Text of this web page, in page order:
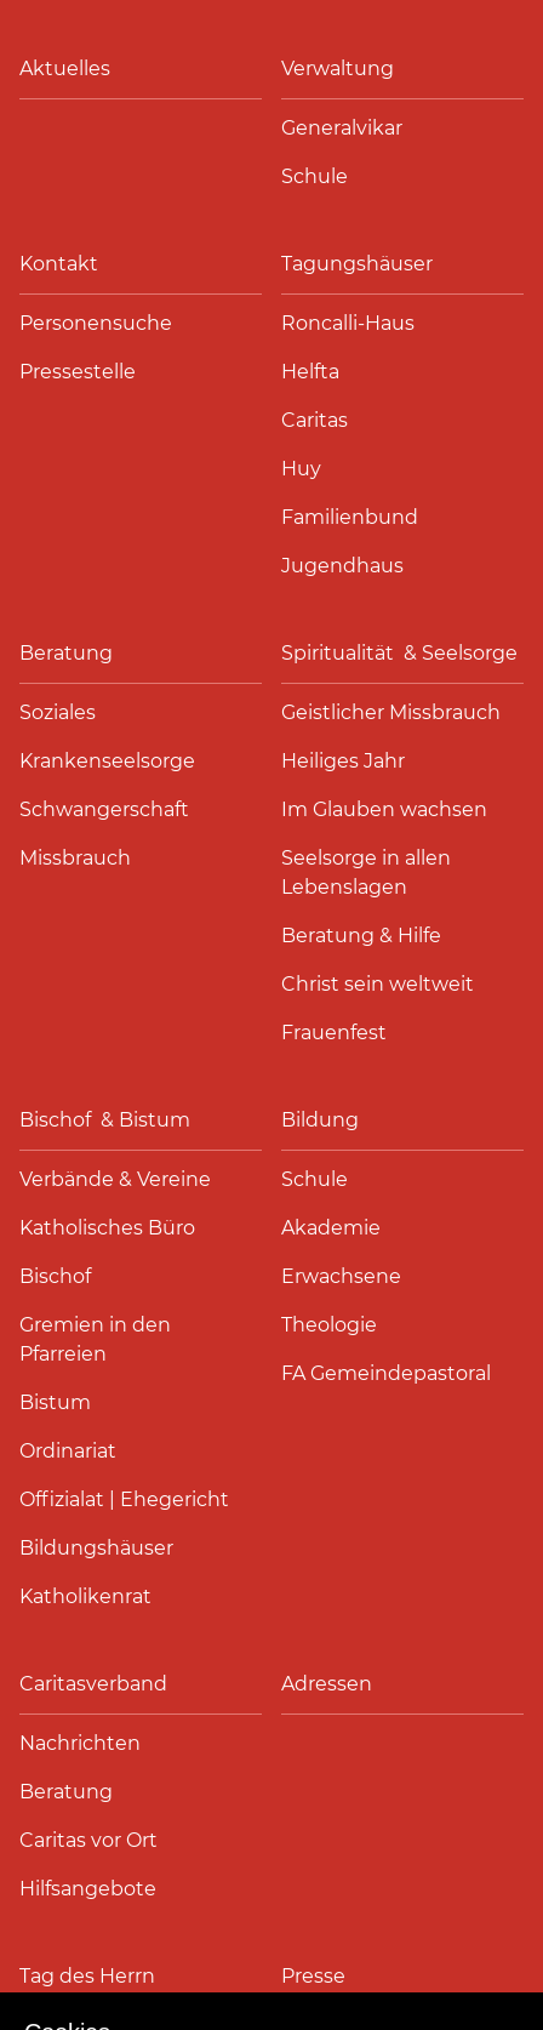
Aktuelles Verwaltung
Generalvikar
Schule
Kontakt
Personensuche
Pressestelle
Tagungshäuser
Roncalli-Haus
Helfta
Caritas
Huy
Familienbund
Jugendhaus
Beratung
Soziales
Krankenseelsorge
Schwangerschaft
Missbrauch
Spiritualität & Seelsorge
Geistlicher Missbrauch
Heiliges Jahr
Im Glauben wachsen
Seelsorge in allen
Lebenslagen
Beratung & Hilfe
Christ sein weltweit
Frauenfest
Bischof & Bistum
Verbände & Vereine
Katholisches Büro
Bischof
Gremien in den
Pfarreien
Bistum
Ordinariat
Offizialat | Ehegericht
Bildungshäuser
Katholikenrat
Bildung
Schule
Akademie
Erwachsene
Theologie
FA Gemeindepastoral
Caritasverband
Nachrichten
Beratung
Caritas vor Ort
Hilfsangebote
Adressen
Tag des Herrn Presse